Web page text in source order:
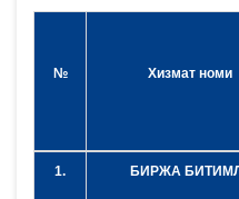
№ Хизмат номи
1. БИРЖА